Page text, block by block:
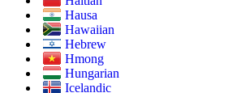
Hausa
Hawaiian
Hebrew
Hmong
Hungarian
Icelandic